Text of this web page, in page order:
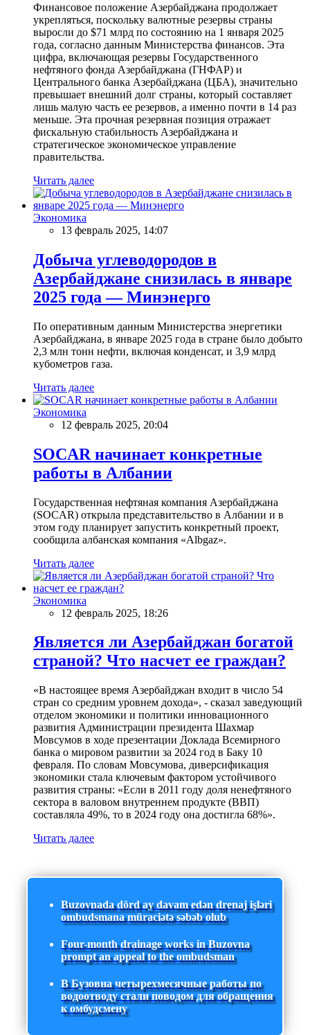
Финансовое положение Азербайджана продолжает
укрепляться, поскольку валютные резервы страны
выросли до $71 млрд по состоянию на 1 января 2025
года, согласно данным Министерства финансов. Эта
цифра, включающая резервы Государственного
нефтяного фонда Азербайджана (ГНФАР) и
Центрального банка Азербайджана (ЦБА), значительно
превышает внешний долг страны, который составляет
лишь малую часть ее резервов, а именно почти в 14 раз
меньше. Эта прочная резервная позиция отражает
фискальную стабильность Азербайджана и
стратегическое экономическое управление
правительства.
Читать далее
Экономика
13 февраль 2025, 14:07
Добыча углеводородов в
Азербайджане снизилась в январе
2025 года — Минэнерго
По оперативным данным Министерства энергетики
Азербайджана, в январе 2025 года в стране было добыто
2,3 млн тонн нефти, включая конденсат, и 3,9 млрд
кубометров газа.
Читать далее
Экономика
12 февраль 2025, 20:04
SOCAR начинает конкретные
работы в Албании
Государственная нефтяная компания Азербайджана
(SOCAR) открыла представительство в Албании и в
этом году планирует запустить конкретный проект,
сообщила албанская компания «Albgaz».
Читать далее
Экономика
12 февраль 2025, 18:26
Является ли Азербайджан богатой
страной? Что насчет ее граждан?
«В настоящее время Азербайджан входит в число 54
стран со средним уровнем дохода», - сказал заведующий
отделом экономики и политики инновационного
развития Администрации президента Шахмар
Мовсумов в ходе презентации Доклада Всемирного
банка о мировом развитии за 2024 год в Баку 10
февраля. По словам Мовсумова, диверсификация
экономики стала ключевым фактором устойчивого
развития страны: «Если в 2011 году доля ненефтяного
сектора в валовом внутреннем продукте (ВВП)
составляла 49%, то в 2024 году она достигла 68%».
Читать далее
Buzovnada dörd ay davam edən drenaj işləri
ombudsmana müraciətə səbəb olub
Four-month drainage works in Buzovna
prompt an appeal to the ombudsman
В Бузовна четырехмесячные работы по
водоотводу стали поводом для обращения
к омбудсмену